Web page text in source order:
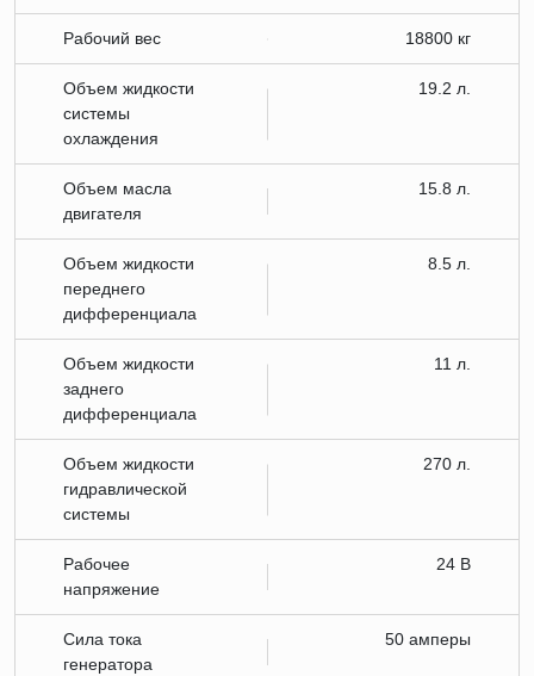
Рабочий вес 18800 кг
Объем жидкости
системы
охлаждения
19.2 л.
Объем масла
двигателя
15.8 л.
Объем жидкости
переднего
дифференциала
8.5 л.
Объем жидкости
заднего
дифференциала
11 л.
Объем жидкости
гидравлической
системы
270 л.
Рабочее
напряжение
24 В
Сила тока
генератора
50 амперы